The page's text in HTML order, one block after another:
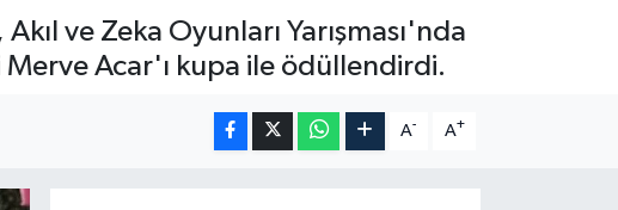
ve Zeka Oyunları Yarışması'nda
Acar'ı kupa ile ödüllendirdi.
A- A+